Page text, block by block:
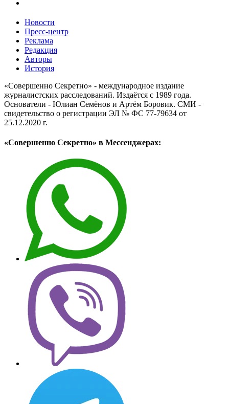
Новости
Пресс-центр
Реклама
Редакция
Авторы
История
«Совершенно Секретно» - международное издание
журналистских расследований. Издаётся с 1989 года.
Основатели - Юлиан Семёнов и Артём Боровик. CМИ -
свидетельство о регистрации ЭЛ № ФС 77-79634 от
25.12.2020 г.
«Совершенно Секретно» в Мессенджерах: